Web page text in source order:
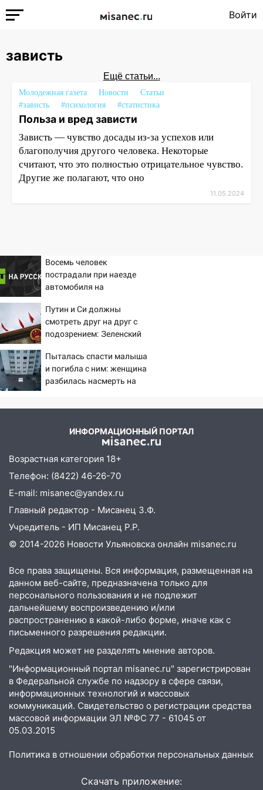
Войти
зависть
Ещё статьи...
Молодежная газета Новости
Статьи
#зависть
#психология #статистика
Польза и вред зависти
Зависть — чувство досады из-за успехов или
благополучия другого человека. Некоторые
считают, что это полностью отрицательное чувство.
Другие же полагают, что оно
11.05.2024
Восемь человек
пострадали при наезде
автомобиля на
Путин и Си должны
смотреть друг на друг с
подозрением: Зеленский
дипломатам
Пыталась спасти малыша
и погибла с ним: женщина
разбилась насмерть на
ИНФОРМАЦИОННЫЙ ПОРТАЛ
Возрастная категория 18+
Телефон: (8422) 46-26-70
E-mail: misanec@yandex.ru
Главный редактор - Мисанец З.Ф.
Учредитель - ИП Мисанец Р.Р.
© 2014-2026 Новости Ульяновска онлайн misanec.ru
Все права защищены. Вся информация, размещенная на
данном веб-сайте, предназначена только для
персонального пользования и не подлежит
дальнейшему воспроизведению и/или
распространению в какой-либо форме, иначе как с
письменного разрешения редакции.
Редакция может не разделять мнение авторов.
"Информационный портал misanec.ru" зарегистрирован
в Федеральной службе по надзору в сфере связи,
информационных технологий и массовых
коммуникаций. Свидетельство о регистрации средства
массовой информации ЭЛ №ФС 77 - 61045 от
05.03.2015
Политика в отношении обработки персональных данных
Скачать приложение: